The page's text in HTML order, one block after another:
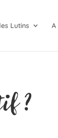
Lutins
?